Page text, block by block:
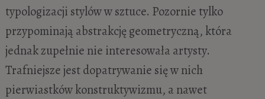
typologizacji stylów w sztuce. Pozornie tylko
przypominają abstrakcję geometryczną, która
jednak zupełnie nie interesowała artysty.
Trafniejsze jest dopatrywanie się w nich
pierwiastków konstruktywizmu, a nawet